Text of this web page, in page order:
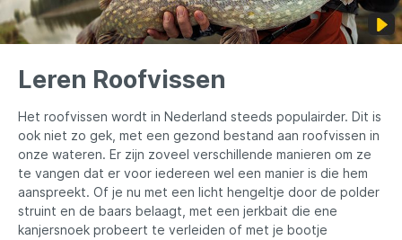
Leren Roofvissen
Het roofvissen wordt in Nederland steeds populairder. Dit is
ook niet zo gek, met een gezond bestand aan roofvissen in
onze wateren. Er zijn zoveel verschillende manieren om ze
te vangen dat er voor iedereen wel een manier is die hem
aanspreekt. Of je nu met een licht hengeltje door de polder
struint en de baars belaagt, met een jerkbait die ene
kanjersnoek probeert te verleiden of met je bootje